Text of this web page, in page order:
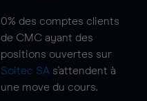
0% des comptes clients
de CMC ayant des
positions ouvertes sur
Soitec SA s'attendent à
une move du cours.